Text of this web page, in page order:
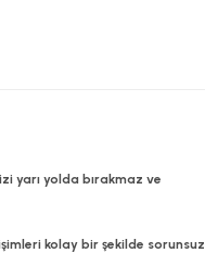
yarı yolda bırakmaz ve
kolay bir şekilde sorunsuz